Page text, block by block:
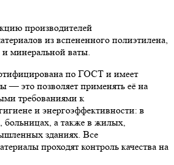
производителей
из вспененного полиэтилена,
минеральной ваты.
по ГОСТ и имеет
— это позволяет применять её на
требованиями к
и энергоэффективности: в
больницах, а также в жилых,
зданиях. Все
проходят контроль качества на